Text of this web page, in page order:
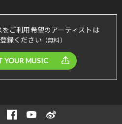
をご利用希望のアーティストは
録ください （無料）
YOUR MUSIC